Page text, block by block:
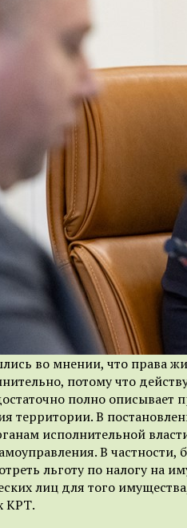
во мнении, что права
потому что
полно описывает
территории. В
исполнительной
В частности,
льготу по налогу на
лиц для того
КРТ.